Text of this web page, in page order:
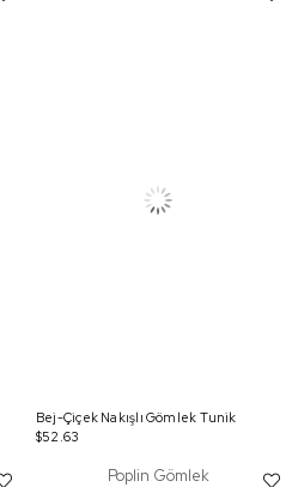
Bej-Çiçek Nakışlı Gömlek Tunik
$52.63
Poplin Gömlek